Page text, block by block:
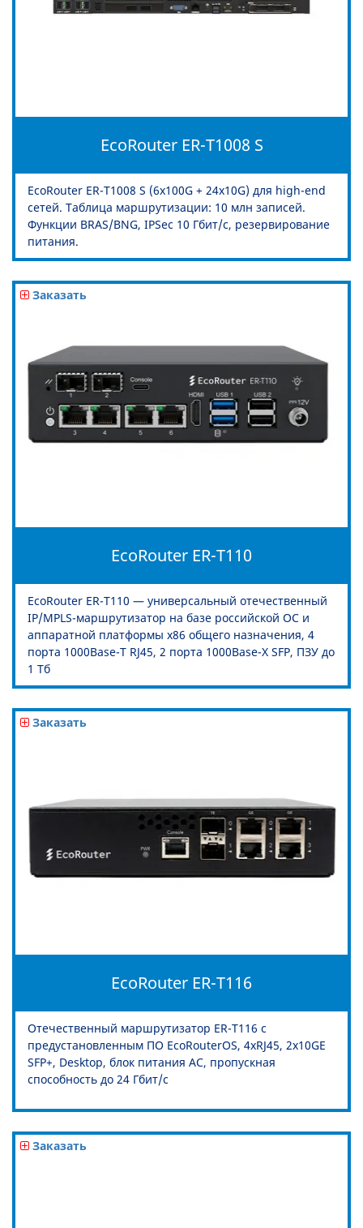
EcoRouter ER-T1008 S
EcoRouter ER-T1008 S (6x100G + 24x10G) для high-end
сетей. Таблица маршрутизации: 10 млн записей.
Функции BRAS/BNG, IPSec 10 Гбит/с, резервирование
питания.
Заказать
EcoRouter ER-T110
EcoRouter ER-T110 — универсальный отечественный
IP/MPLS-маршрутизатор на базе российской ОС и
аппаратной платформы x86 общего назначения, 4
порта 1000Base-T RJ45, 2 порта 1000Base-X SFP, ПЗУ до
1 Тб
Заказать
EcoRouter ER-T116
Отечественный маршрутизатор ER-T116 с
предустановленным ПО EcoRouterOS, 4xRJ45, 2x10GE
SFP+, Desktop, блок питания AC, пропускная
способность до 24 Гбит/c
Заказать